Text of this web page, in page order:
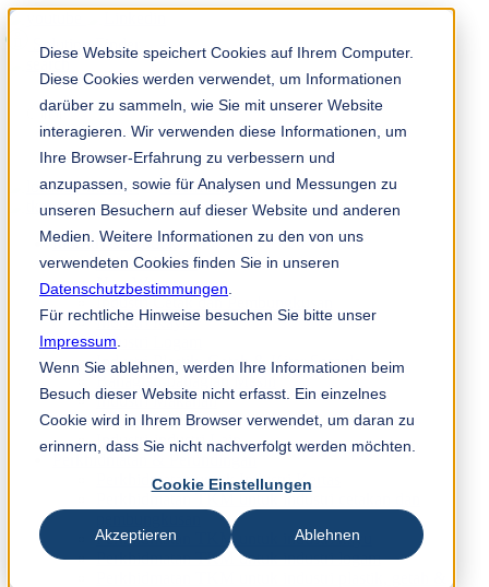
Diese Website speichert Cookies auf Ihrem Computer.
Diese Cookies werden verwendet, um Informationen
darüber zu sammeln, wie Sie mit unserer Website
interagieren. Wir verwenden diese Informationen, um
Ihre Browser-Erfahrung zu verbessern und
anzupassen, sowie für Analysen und Messungen zu
unseren Besuchern auf dieser Website und anderen
Medien. Weitere Informationen zu den von uns
verwendeten Cookies finden Sie in unseren
Datenschutzbestimmungen
Für rechtliche Hinweise besuchen Sie bitte unser
Impressum
Wenn Sie ablehnen, werden Ihre Informationen beim
Besuch dieser Website nicht erfasst. Ein einzelnes
Cookie wird in Ihrem Browser verwendet, um daran zu
erinnern, dass Sie nicht nachverfolgt werden möchten.
Cookie Einstellungen
Akzeptieren Ablehnen
Solution Finder
TKM App
Industri & Produk
Industri Kertas
Non-Woven
Industri Cetak dan Pembungkusan
Industri Kayu
Industri Logam
Industri Plastik, Getah & Kitar Semula
Bahagian-bahagian Mesin
Industri Makanan
Industri Kimia
Industri-industri Lain
Perkhidmatan & Perundingan
Perkhidmatan untuk Industri Kertas
Perkhidmatan TKM untuk industri cetakan dan
Perkhidmatan TKM untuk industri kayu
Perkhidmatan TKM untuk industri logam